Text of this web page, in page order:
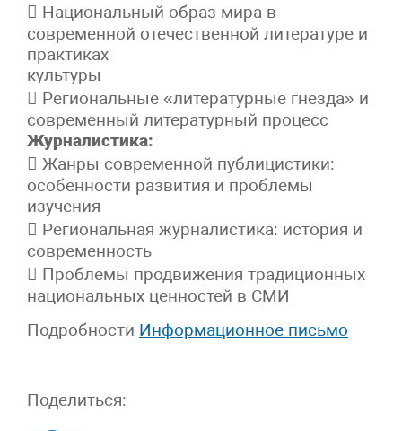
 Национальный образ мира в
современной отечественной литературе и
практиках
культуры
 Региональные «литературные гнезда» и
современный литературный процесс
Журналистика:
 Жанры современной публицистики:
особенности развития и проблемы
изучения
 Региональная журналистика: история и
современность
 Проблемы продвижения традиционных
национальных ценностей в СМИ
Подробности Информационное письмо
Поделиться: